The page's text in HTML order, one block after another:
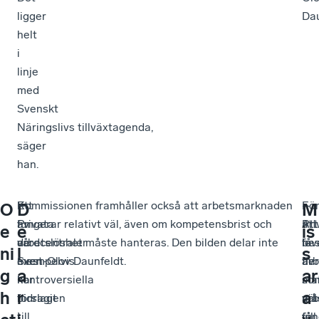
ligger
helt
i
linje
med
Svenskt
Näringslivs tillväxtagenda,
säger
han.
O
e
ni
g
h
Ett
av
de
mest
kontroversiella
förslagen
i
–
Privata
vårdcentraler
exempelvis
har
bidragit
till
D
e
l
a
r
Kommissionen framhåller också att arbetsmarknaden
fungerar relativt väl, även om kompetensbrist och
arbetslöshet måste hanteras. Den bilden delar inte
Sven-Olov Daunfeldt.
–
Att
väl
För
att
få
fler
i
vill
–
av
få
M
is
s
ar
a